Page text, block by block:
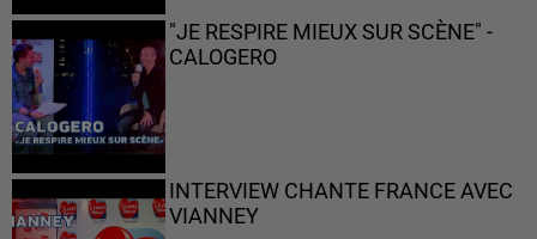
"JE RESPIRE MIEUX SUR SCÈNE" -
CALOGERO
INTERVIEW CHANTE FRANCE AVEC
VIANNEY